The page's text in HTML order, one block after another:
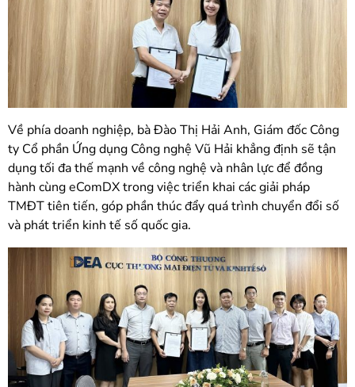
Về phía doanh nghiệp, bà Đào Thị Hải Anh, Giám đốc Công
ty Cổ phần Ứng dụng Công nghệ Vũ Hải khẳng định sẽ tận
dụng tối đa thế mạnh về công nghệ và nhân lực để đồng
hành cùng eComDX trong việc triển khai các giải pháp
TMĐT tiên tiến, góp phần thúc đẩy quá trình chuyển đổi số
và phát triển kinh tế số quốc gia.